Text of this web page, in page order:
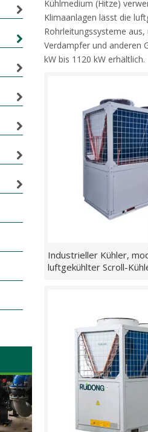
Fan-Coil-Einheit
Lüftungsgerät
Wärmetauscher
Kühlturm
Kühlmedium (Hitze)
Klimaanlagen lässt die
Rohrleitungssysteme
Verdampfer und anderen
kW bis 1120 kW erhältlich.
Industrieller Kühler,
luftgekühlter Scroll-